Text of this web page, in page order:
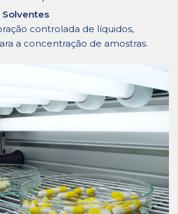
Solventes
controlada de líquidos,
a concentração de amostras.